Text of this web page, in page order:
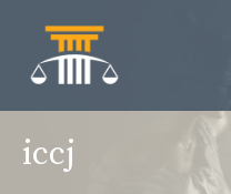
conținut
iccj